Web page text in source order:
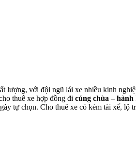
lượng, với đội ngũ lái xe nhiều kinh
thuê xe hợp đồng đi cúng chùa – hành
tự chọn. Cho thuê xe có kèm tài xế, lộ